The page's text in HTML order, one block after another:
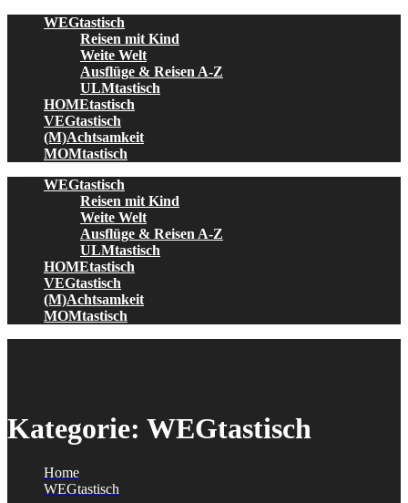
WEGtastisch
Reisen mit Kind
Weite Welt
Ausflüge & Reisen A-Z
ULMtastisch
HOMEtastisch
VEGtastisch
(M)Achtsamkeit
MOMtastisch
WEGtastisch
Reisen mit Kind
Weite Welt
Ausflüge & Reisen A-Z
ULMtastisch
HOMEtastisch
VEGtastisch
(M)Achtsamkeit
MOMtastisch
Kategorie: WEGtastisch
Home
WEGtastisch